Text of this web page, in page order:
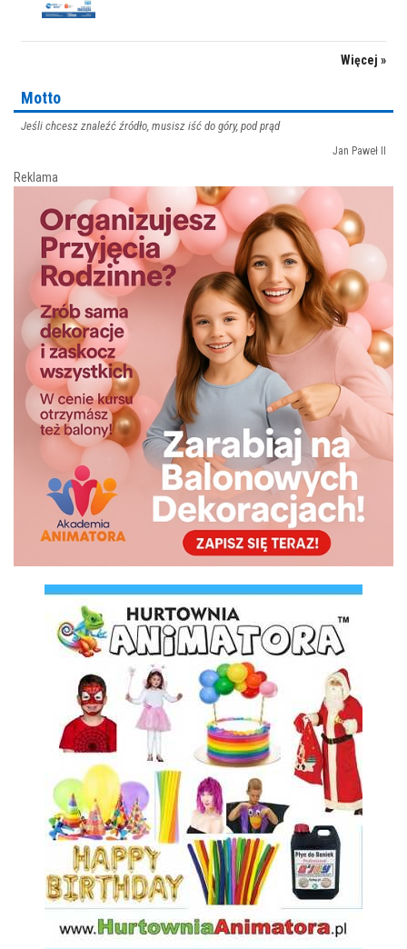
Więcej »
Motto
Jeśli chcesz znaleźć źródło, musisz iść do góry, pod prąd
Jan Paweł II
Reklama